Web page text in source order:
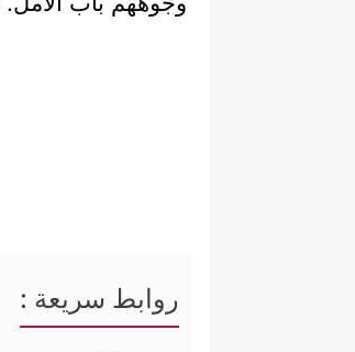
روابط سريعة :